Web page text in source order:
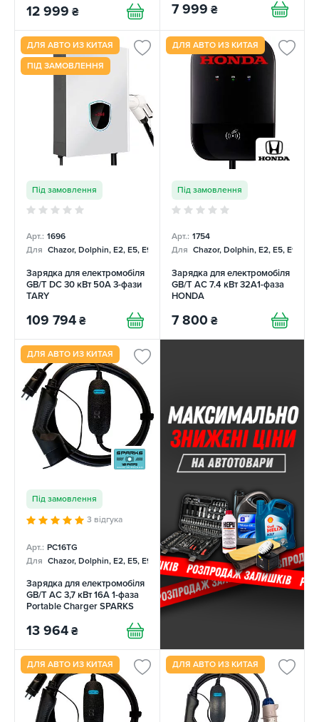
12 999 ₴ 7 999 ₴
ДЛЯ АВТО ИЗ КИТАЯ
ПІД ЗАМОВЛЕННЯ
Під замовлення
Арт.: 1696
Для Chazor, Dolphin, E2, E5, E9, Mercedes
Зарядка для електромобіля
GB/T DC 30 кВт 50А 3-фази
TARY
109 794 ₴
ДЛЯ АВТО ИЗ КИТАЯ
Під замовлення
Арт.: 1754
Для Chazor, Dolphin, E2, E5, E9,
Зарядка для електромобіля
GB/T AC 7.4 кВт 32A1-фаза
HONDA
7 800 ₴
ДЛЯ АВТО ИЗ КИТАЯ
Під замовлення
3 відгука
Арт.: PC16TG
Для Chazor, Dolphin, E2, E5, E9, Mercedes
Зарядка для електромобіля
GB/T AC 3,7 кВт 16А 1-фаза
Portable Charger SPARKS
13 964 ₴
ДЛЯ АВТО ИЗ КИТАЯ ДЛЯ АВТО ИЗ КИТАЯ